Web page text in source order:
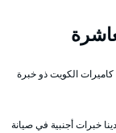
الكويت ذو خبرة
خبرات أجنبية في صيانة